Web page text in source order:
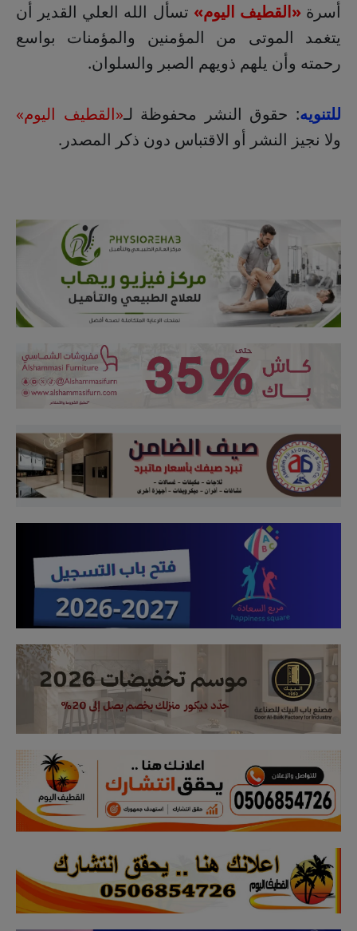
أسرة«القطيف اليوم» تسأل الله العلي القدير أن
يتغمد الموتى من المؤمنين والمؤمنات بواسع
رحمته وأن يلهم ذويهم الصبر والسلوان.
للتنويه: حقوق النشر محفوظة لـ«القطيف اليوم»
ولا نجيز النشر أو الاقتباس دون ذكر المصدر.